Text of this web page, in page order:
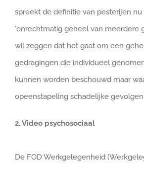
spreekt de definitie van pesterijen nu
‘onrechtmatig geheel van meerdere
wil zeggen dat het gaat om een
gedragingen die individueel
kunnen worden beschouwd maar
opeenstapeling schadelijke
2. Video psychosociaal
De FOD Werkgelegenheid